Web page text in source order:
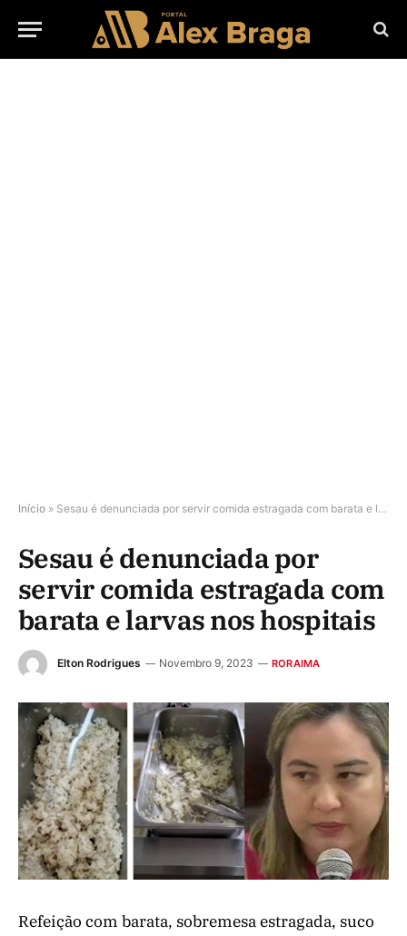
Início » Sesau é denunciada por servir comida estragada com barata e larvas nos hospitais
Sesau é denunciada por
servir comida estragada com
barata e larvas nos hospitais
Elton Rodrigues Novembro 9, 2023 RORAIMA
Refeição com barata, sobremesa estragada, suco